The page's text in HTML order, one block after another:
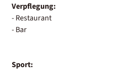
Verpflegung:
- Restaurant
- Bar
Sport: